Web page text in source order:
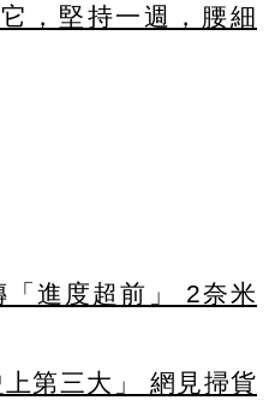
，堅持一週，腰細
進度超前」 2奈米
第三大」 網見掃貨